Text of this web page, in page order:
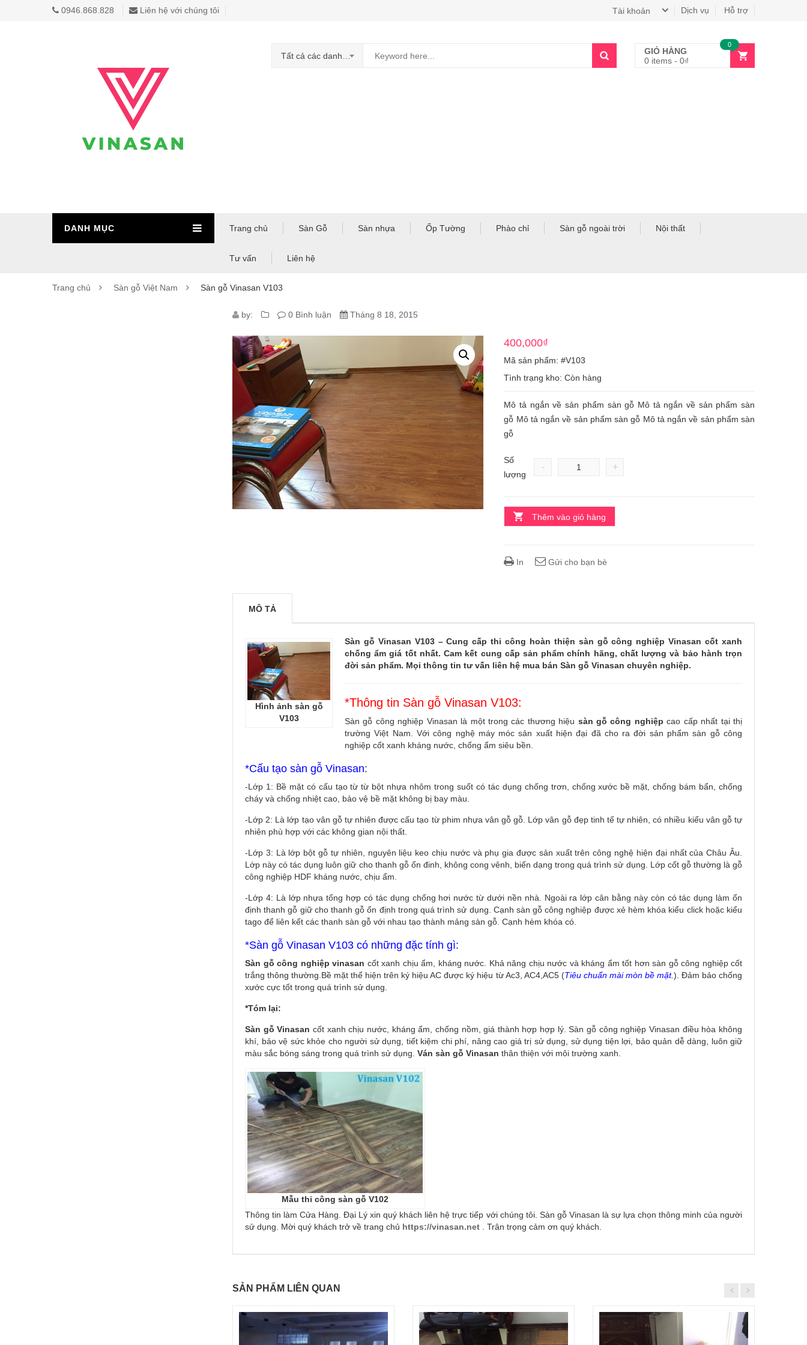
0946.868.828 Liên hệ với chúng tôi Dịch vụ Hỗ trợ
Tài khoản
Tất cả các danh mục
GIỎ HÀNG
0 items - 0₫
0
DANH MỤC Trang chủ Sàn Gỗ Sàn nhựa Ốp Tường Phào chỉ Sàn gỗ ngoài trời Nội thất
Tư vấn Liên hệ
Trang chủ Sàn gỗ Việt Nam Sàn gỗ Vinasan V103
SÀN
GỖ
VINASAN
V103
by: 0 Bình luận Tháng 8 18, 2015
400,000₫
Mã sản phẩm: #V103
Tình trạng kho: Còn hàng
Mô tả ngắn về sản phẩm sàn gỗ Mô tả ngắn về sản phẩm sàn
gỗ Mô tả ngắn về sản phẩm sàn gỗ Mô tả ngắn về sản phẩm sàn
gỗ
Số
lượng
- +
Thêm vào giỏ hàng
In Gửi cho bạn bè
MÔ TẢ
Hình ảnh sàn gỗ
V103
Sàn gỗ Vinasan V103 – Cung cấp thi công hoàn thiện sàn gỗ công nghiệp Vinasan cốt xanh
chống ẩm giá tốt nhất. Cam kết cung cấp sản phẩm chính hãng, chất lượng và bảo hành trọn
đời sản phẩm. Mọi thông tin tư vấn liên hệ mua bán Sàn gỗ Vinasan chuyên nghiệp.
*Thông tin Sàn gỗ Vinasan V103:
Sàn gỗ công nghiệp Vinasan là một trong các thương hiệu sàn gỗ công nghiệp cao cấp nhất tại thị
trường Việt Nam. Với công nghệ máy móc sản xuất hiện đại đã cho ra đời sản phẩm sàn gỗ công
nghiệp cốt xanh kháng nước, chống ẩm siêu bền.
*Cấu tạo sàn gỗ Vinasan:
-Lớp 1: Bề mặt có cấu tạo từ từ bột nhựa nhôm trong suốt có tác dụng chống trơn, chống xước bề mặt, chống bám bẩn, chống
cháy và chống nhiệt cao, bảo vệ bề mặt không bị bay màu.
-Lớp 2: Là lớp tạo vân gỗ tự nhiên được cấu tạo từ phim nhựa vân gỗ gỗ. Lớp vân gỗ đẹp tinh tế tự nhiên, có nhiều kiểu vân gỗ tự
nhiên phù hợp với các không gian nội thất.
-Lớp 3: Là lớp bột gỗ tự nhiên, nguyên liệu keo chịu nước và phụ gia được sản xuất trên công nghệ hiện đại nhất của Châu Âu.
Lớp này có tác dụng luôn giữ cho thanh gỗ ổn đinh, không cong vênh, biến dạng trong quá trình sử dụng. Lớp cốt gỗ thường là gỗ
công nghiệp HDF kháng nước, chịu ẩm.
-Lớp 4: Là lớp nhựa tổng hợp có tác dụng chống hơi nước từ dưới nền nhà. Ngoài ra lớp cân bằng này còn có tác dụng làm ổn
định thanh gỗ giữ cho thanh gỗ ổn định trong quá trình sử dụng. Cạnh sàn gỗ công nghiệp được xẻ hèm khóa kiểu click hoặc kiểu
tago để liên kết các thanh sàn gỗ với nhau tạo thành mảng sàn gỗ. Cạnh hèm khóa có.
*Sàn gỗ Vinasan V103 có những đặc tính gì:
Sàn gỗ công nghiệp vinasan cốt xanh chịu ẩm, kháng nước. Khả năng chịu nước và kháng ẩm tốt hơn sàn gỗ công nghiệp cốt
trắng thông thường.Bề mặt thể hiện trên ký hiệu AC được ký hiệu từ Ac3, AC4,AC5 (Tiêu chuẩn mài mòn bề mặt.). Đảm bảo chống
xước cực tốt trong quá trình sử dụng.
*Tóm lại:
Sàn gỗ Vinasan cốt xanh chịu nước, kháng ẩm, chống nồm, giá thành hợp hợp lý. Sàn gỗ công nghiệp Vinasan điều hòa không
khí, bảo vệ sức khỏe cho người sử dụng, tiết kiệm chi phí, nâng cao giá trị sử dụng, sử dụng tiện lợi, bảo quản dễ dàng, luôn giữ
màu sắc bóng sáng trong quá trình sử dụng. Ván sàn gỗ Vinasan thân thiện với môi trường xanh.
Mẫu thi công sàn gỗ V102
Thông tin làm Cửa Hàng. Đại Lý xin quý khách liên hệ trực tiếp với chúng tôi. Sàn gỗ Vinasan là sự lựa chọn thông minh của người
sử dụng. Mời quý khách trở về trang chủ https://vinasan.net . Trân trọng cảm ơn quý khách.
SẢN PHẨM LIÊN QUAN